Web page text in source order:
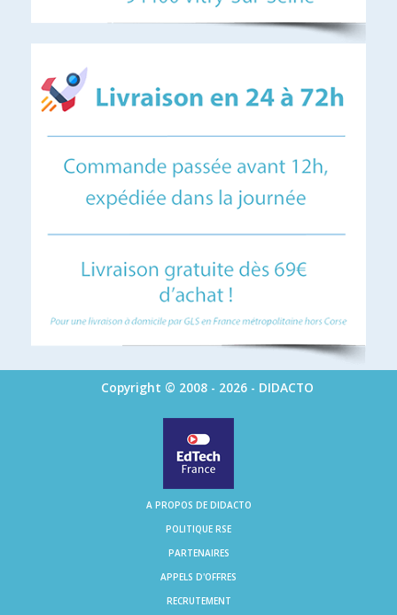
Copyright © 2008 - 2026 - DIDACTO
A PROPOS DE DIDACTO
POLITIQUE RSE
PARTENAIRES
APPELS D'OFFRES
RECRUTEMENT